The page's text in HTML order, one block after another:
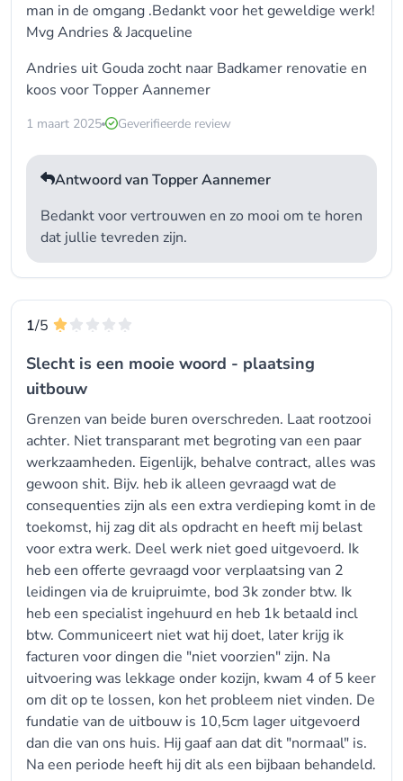
man in de omgang .Bedankt voor het geweldige werk!
Mvg Andries & Jacqueline
Andries uit Gouda zocht naar Badkamer renovatie en
koos voorTopper Aannemer
1 maart 2025 Geverifieerde review
Antwoord van Topper Aannemer
Bedankt voor vertrouwen en zo mooi om te horen
dat jullie tevreden zijn.
1/5
Slecht is een mooie woord - plaatsing
uitbouw
Grenzen van beide buren overschreden. Laat rootzooi
achter. Niet transparant met begroting van een paar
werkzaamheden. Eigenlijk, behalve contract, alles was
gewoon shit. Bijv. heb ik alleen gevraagd wat de
consequenties zijn als een extra verdieping komt in de
toekomst, hij zag dit als opdracht en heeft mij belast
voor extra werk. Deel werk niet goed uitgevoerd. Ik
heb een offerte gevraagd voor verplaatsing van 2
leidingen via de kruipruimte, bod 3k zonder btw. Ik
heb een specialist ingehuurd en heb 1k betaald incl
btw. Communiceert niet wat hij doet, later krijg ik
facturen voor dingen die "niet voorzien" zijn. Na
uitvoering was lekkage onder kozijn, kwam 4 of 5 keer
om dit op te lossen, kon het probleem niet vinden. De
fundatie van de uitbouw is 10,5cm lager uitgevoerd
dan die van ons huis. Hij gaaf aan dat dit "normaal" is.
Na een periode heeft hij dit als een bijbaan behandeld.